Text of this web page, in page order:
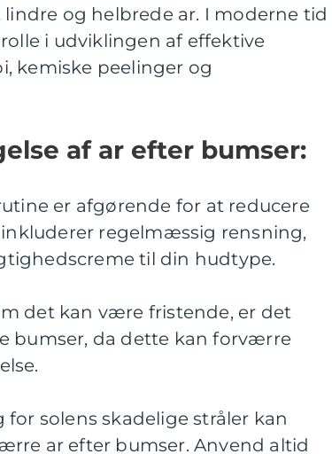
og helbrede ar. I moderne tid
i udviklingen af effektive
kemiske peelinger og
af ar efter bumser:
er afgørende for at reducere
regelmæssig rensning,
til din hudtype.
det kan være fristende, er det
bumser, da dette kan forværre
for solens skadelige stråler kan
ar efter bumser. Anvend altid